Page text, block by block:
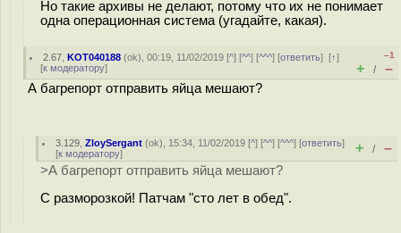
Но такие архивы не делают, потому что их не понимает
одна операционная система (угадайте, какая).
2.67 ,KOT040188 (ok), 00:19, 11/02/2019 [^] [^^] [^^^] [ответить][↑]
[к модератору]
–1
+ / –
А багрепорт отправить яйца мешают?
3.129 ,ZloySergant (ok), 15:34, 11/02/2019 [^] [^^] [^^^] [ответить]
[к модератору] + / –
>А багрепорт отправить яйца мешают?
С разморозкой! Патчам "сто лет в обед".